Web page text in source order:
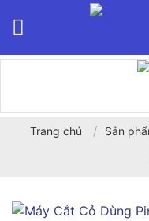
Trang chủ / Sản